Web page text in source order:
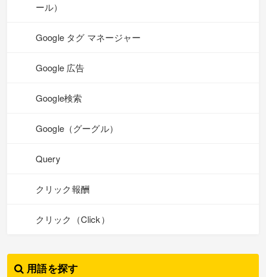
ール）
Google タグ マネージャー
Google 広告
Google検索
Google（グーグル）
Query
クリック報酬
クリック（Click）
用語を探す